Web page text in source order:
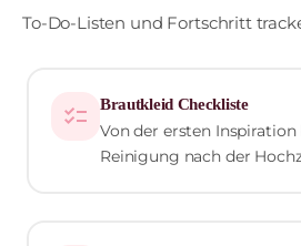
To-Do-Listen und Fortschritt
checklist Brautkleid Checkliste
Von der ersten Inspiration
Reinigung nach der